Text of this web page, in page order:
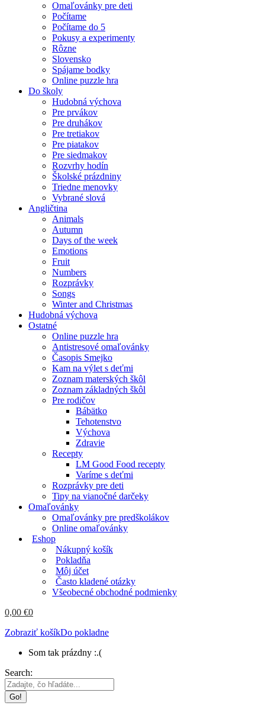
Omaľovánky pre deti
Počítame
Počítame do 5
Pokusy a experimenty
Rôzne
Slovensko
Spájame bodky
Online puzzle hra
Do školy
Hudobná výchova
Pre prvákov
Pre druhákov
Pre tretiakov
Pre piatakov
Pre siedmakov
Rozvrhy hodín
Školské prázdniny
Triedne menovky
Vybrané slová
Angličtina
Animals
Autumn
Days of the week
Emotions
Fruit
Numbers
Rozprávky
Songs
Winter and Christmas
Hudobná výchova
Ostatné
Online puzzle hra
Antistresové omaľovánky
Časopis Smejko
Kam na výlet s deťmi
Zoznam materských škôl
Zoznam základných škôl
Pre rodičov
Bábätko
Tehotenstvo
Výchova
Zdravie
Recepty
LM Good Food recepty
Varíme s deťmi
Rozprávky pre deti
Tipy na vianočné darčeky
Omaľovánky
Omaľovánky pre predškolákov
Online omaľovánky
Eshop
Nákupný košík
Pokladňa
Môj účet
Často kladené otázky
Všeobecné obchodné podmienky
0,00 €0
Zobraziť košíkDo pokladne
Som tak prázdny :.(
Search: